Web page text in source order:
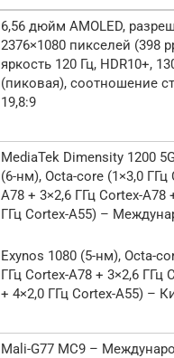
6,56 дюйм AMOLED,
2376×1080 пикселей (398
яркость 120 Гц, HDR10+,
(пиковая), соотношение
19,8:9
MediaTek Dimensity 1200
(6-нм), Octa-core (1×3,0 ГГц
A78 + 3×2,6 ГГц Cortex-A78
ГГц Cortex-A55) –
Exynos 1080 (5-нм), Octa-
ГГц Cortex-A78 + 3×2,6 ГГц
+ 4×2,0 ГГц Cortex-A55) –
Mali-G77 MC9 –